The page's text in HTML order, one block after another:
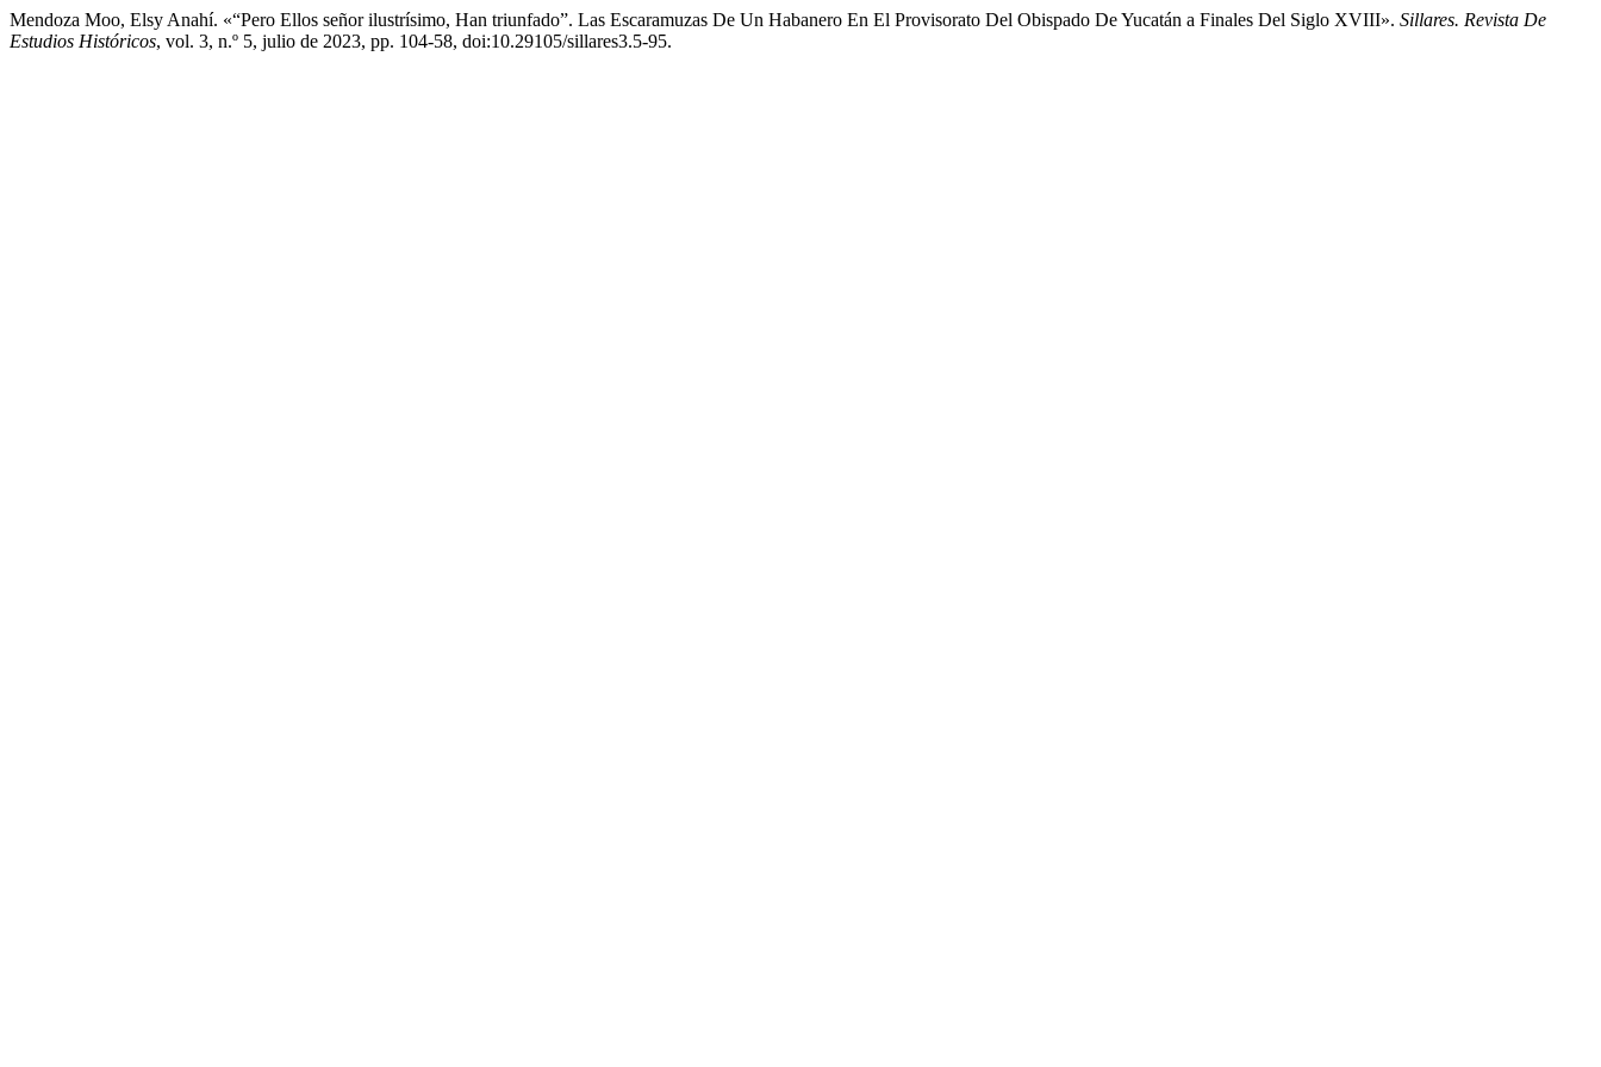
Mendoza Moo, Elsy Anahí. «“Pero Ellos señor ilustrísimo, Han triunfado”. Las Escaramuzas De Un Habanero En El Provisorato Del Obispado De Yucatán a Finales Del Siglo XVIII». Sillares. Revista De
Estudios Históricos, vol. 3, n.º 5, julio de 2023, pp. 104-58, doi:10.29105/sillares3.5-95.